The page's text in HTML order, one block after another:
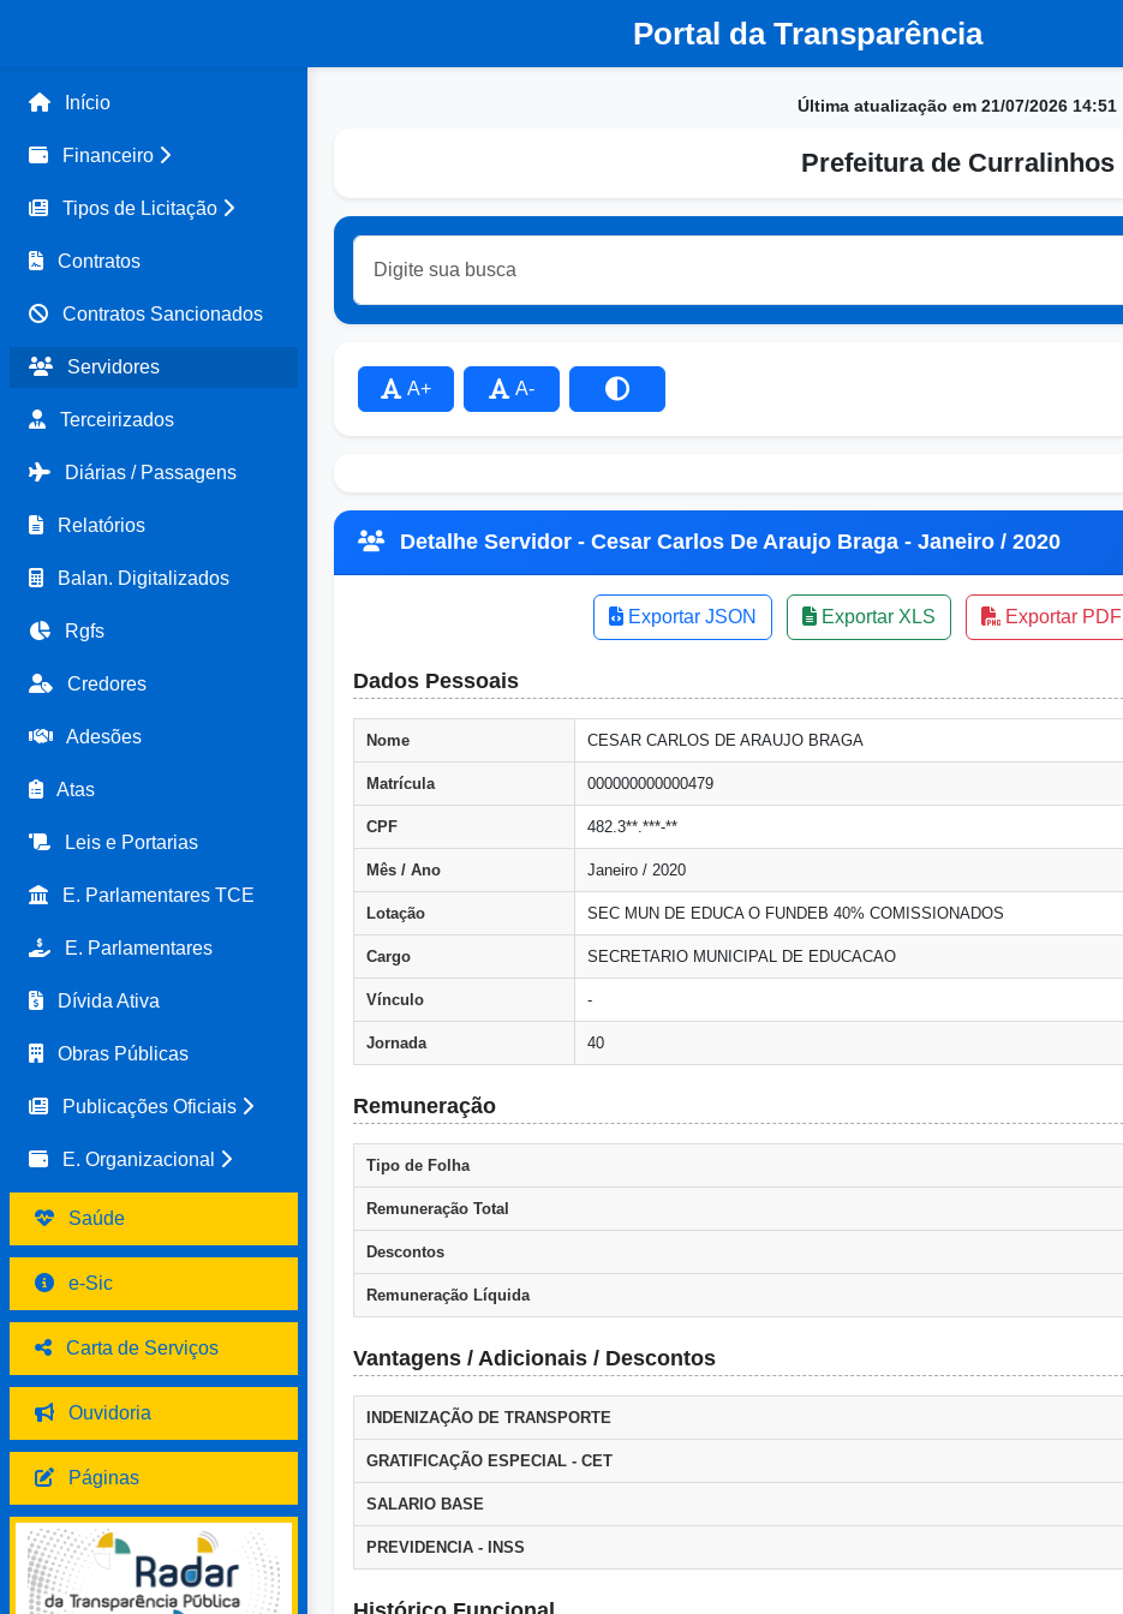
Portal da Transparência
Início
Financeiro
Tipos de Licitação
Contratos
Contratos Sancionados
Servidores
Terceirizados
Diárias / Passagens
Relatórios
Balan. Digitalizados
Rgfs
Credores
Adesões
Atas
Leis e Portarias
E. Parlamentares TCE
E. Parlamentares
Dívida Ativa
Obras Públicas
Publicações Oficiais
E. Organizacional
Saúde
e-Sic
Carta de Serviços
Ouvidoria
Páginas
Última atualização em 21/07/2026 14:51
Prefeitura de Curralinhos
A+ A-
Detalhe Servidor - Cesar Carlos De Araujo Braga - Janeiro / 2020
Exportar JSON Exportar XLS Exportar PDF
Dados Pessoais
Nome CESAR CARLOS DE ARAUJO BRAGA
Matrícula 000000000000479
CPF 482.3**.***-**
Mês / Ano Janeiro / 2020
Lotação SEC MUN DE EDUCA O FUNDEB 40% COMISSIONADOS
Cargo SECRETARIO MUNICIPAL DE EDUCACAO
Vínculo -
Jornada 40
Remuneração
Tipo de Folha
Remuneração Total
Descontos
Remuneração Líquida
Vantagens / Adicionais / Descontos
INDENIZAÇÃO DE TRANSPORTE
GRATIFICAÇÃO ESPECIAL - CET
SALARIO BASE
PREVIDENCIA - INSS